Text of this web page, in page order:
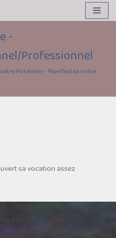
-
Professionnel
Potentiel - Manifestez votre
sa vocation assez